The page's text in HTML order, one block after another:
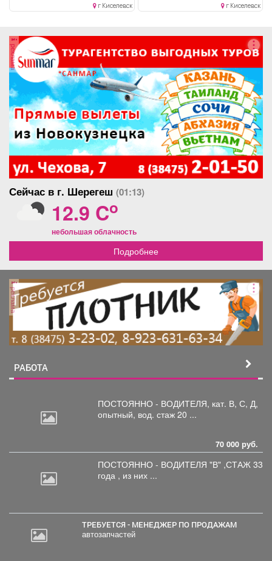
г Киселевск г Киселевск
реклама
Сейчас в г. Шерегеш (01:13)
12.9 Co
небольшая облачность
Подробнее
реклама
РАБОТА
ПОСТОЯННО - ВОДИТЕЛЯ, кат. В, С, Д,
опытный, вод. стаж 20 ...
70 000 руб.
ПОСТОЯННО - ВОДИТЕЛЯ "В" ,СТАЖ 33
года , из них ...
ТРЕБУЕТСЯ - МЕНЕДЖЕР ПО ПРОДАЖАМ
автозапчастей